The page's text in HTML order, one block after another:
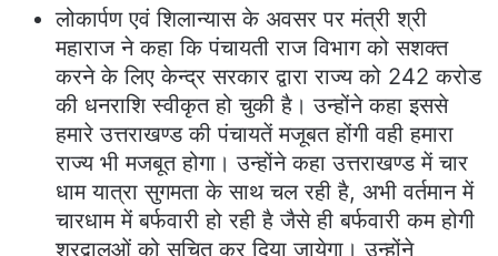
लोकार्पण एवं शिलान्यास के अवसर पर मंत्री श्री
महाराज ने कहा कि पंचायती राज विभाग को सशक्त
करने के लिए केन्द्र सरकार द्वारा राज्य को 242 करोड
की धनराशि स्वीकृत हो चुकी है। उन्होंने कहा इससे
हमारे उत्तराखण्ड की पंचायतें मजूबत होंगी वही हमारा
राज्य भी मजबूत होगा। उन्होंने कहा उत्तराखण्ड में चार
धाम यात्रा सुगमता के साथ चल रही है, अभी वर्तमान में
चारधाम में बर्फवारी हो रही है जैसे ही बर्फवारी कम होगी
श्रद्वालुओं को सूचित कर दिया जायेगा। उन्होंने